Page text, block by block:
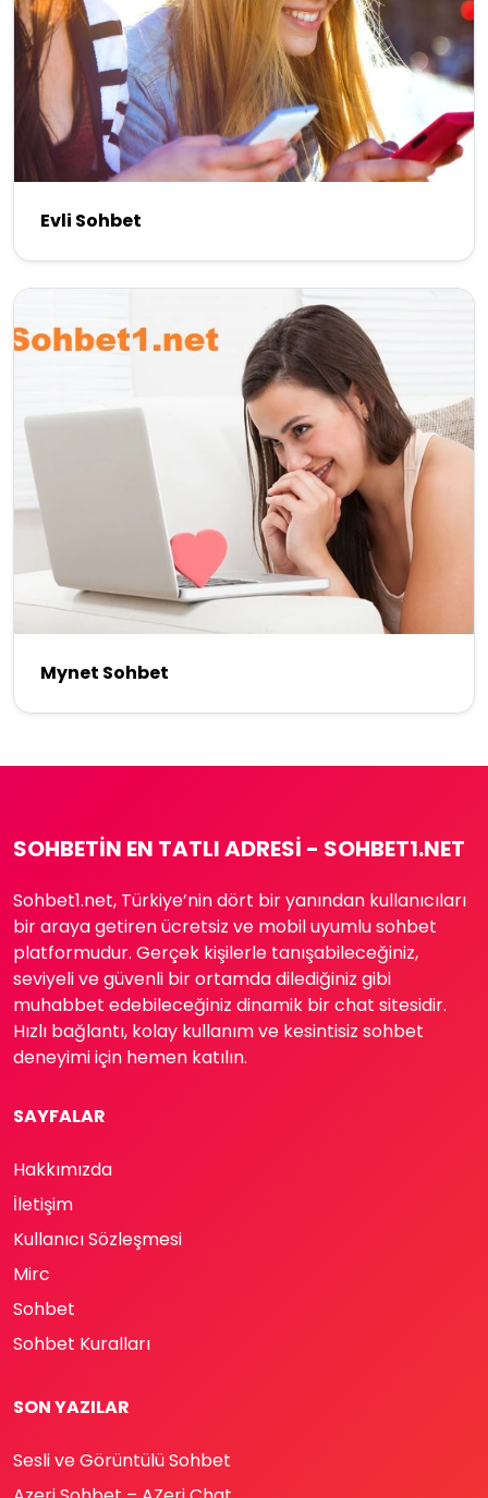
Evli Sohbet
Mynet Sohbet
SOHBETIN EN TATLI ADRESI - SOHBET1.NET
Sohbet1.net, Türkiye’nin dört bir yanından kullanıcıları
bir araya getiren ücretsiz ve mobil uyumlu sohbet
platformudur. Gerçek kişilerle tanışabileceğiniz,
seviyeli ve güvenli bir ortamda dilediğiniz gibi
muhabbet edebileceğiniz dinamik bir chat sitesidir.
Hızlı bağlantı, kolay kullanım ve kesintisiz sohbet
deneyimi için hemen katılın.
SAYFALAR
Hakkımızda
İletişim
Kullanıcı Sözleşmesi
Mirc
Sohbet
Sohbet Kuralları
SON YAZILAR
Sesli ve Görüntülü Sohbet